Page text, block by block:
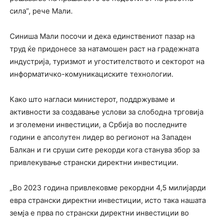
сила”, рече Мали.
Синиша Мали посочи и дека единствениот пазар на
труд ќе придонесе за натамошен раст на градежната
индустрија, туризмот и угостителството и секторот на
информатичко-комуникациските технологии.
Како што нагласи министерот, поддржуваме и
активности за создавање услови за слободна трговија
и зголемени инвестиции, а Србија во последните
години е апсолутен лидер во регионот на Западен
Балкан и ги сруши сите рекорди кога станува збор за
привлекување странски директни инвестиции.
„Во 2023 година привлековме рекордни 4,5 милијарди
евра странски директни инвестиции, исто така нашата
земја е прва по странски директни инвестиции во